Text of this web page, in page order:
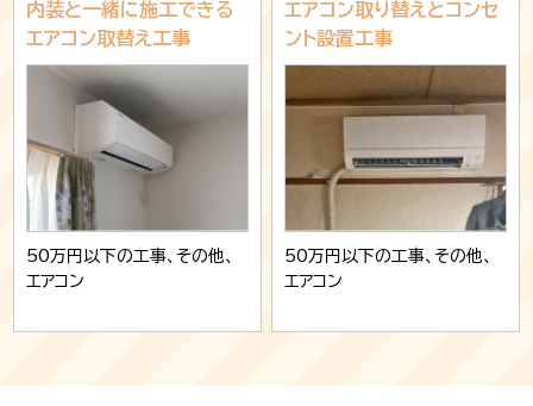
内装と一緒に施工できる
エアコン取替え工事
50万円以下の工事、その他、
エアコン
エアコン取り替えとコンセ
ント設置工事
50万円以下の工事、その他、
エアコン